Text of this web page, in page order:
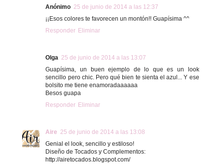
Anónimo 25 de junio de 2014 a las 12:37
¡¡Esos colores te favorecen un montón!! Guapísima ^^
Responder Eliminar
Olga 25 de junio de 2014 a las 13:07
Guapísima, un buen ejemplo de lo que es un look
sencillo pero chic. Pero qué bien te sienta el azul... Y ese
bolsito me tiene enamoradaaaaaa
Besos guapa
Responder Eliminar
Aire 25 de junio de 2014 a las 13:08
Genial el look, sencillo y estiloso!
Diseño de Tocados y Complementos:
http://airetocados.blogspot.com/